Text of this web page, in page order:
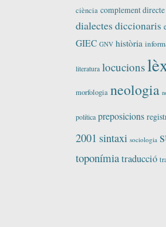
ciència complement
dialectesdiccionaris
GIEC GNV història
literatura locucions
morfologia neologia
política preposicions
2001 sintaxi sociologia
toponímiatraducció